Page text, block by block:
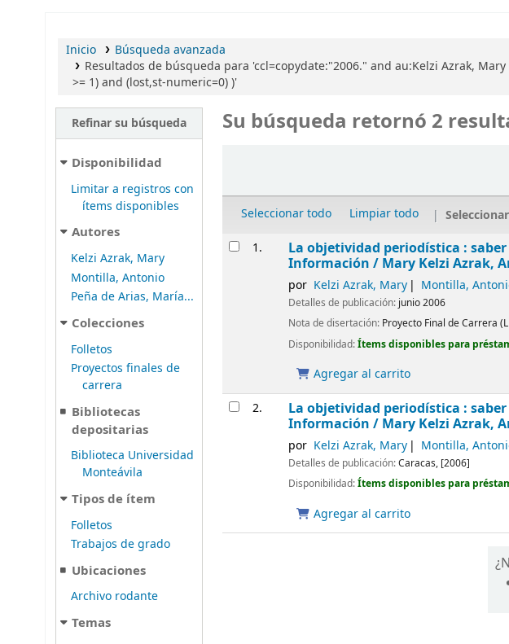
Inicio
Búsqueda avanzada
Resultados de búsqueda para 'ccl=copydate:"2006." and au:Kelzi Azrak,
>= 1) and (lost,st-numeric=0) )'
Refinar su búsqueda
Disponibilidad
Limitar a registros con
ítems disponibles
Autores
Kelzi Azrak, Mary
Montilla, Antonio
Peña de Arias, María...
Colecciones
Folletos
Proyectos finales de
carrera
Bibliotecas
depositarias
Biblioteca Universidad
Monteávila
Tipos de ítem
Folletos
Trabajos de grado
Ubicaciones
Archivo rodante
Temas
Su búsqueda retornó 2
Seleccionar todo Limpiar todo
Resultados
1.
La objetividad periodística :
Información / Mary Kelzi Azrak,
por Kelzi Azrak, Mary Montilla,
Detalles de publicación: junio 2006
Nota de disertación: Proyecto Final de Carrera
Disponibilidad:Ítems disponibles para
Agregar al carrito
2.
La objetividad periodística :
Información / Mary Kelzi Azrak,
por Kelzi Azrak, Mary Montilla,
Detalles de publicación:Caracas, [2006]
Disponibilidad:Ítems disponibles para
Agregar al carrito